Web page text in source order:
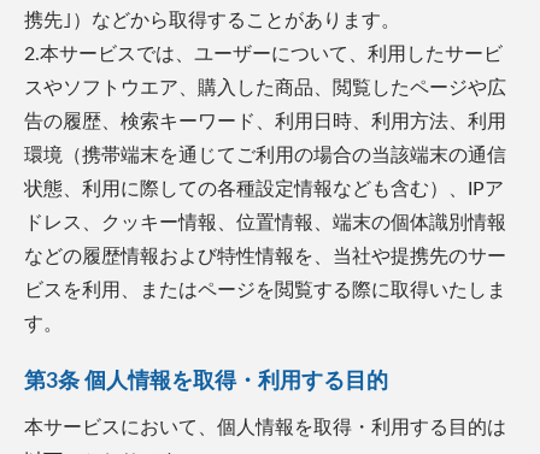
携先｣）などから取得することがあります。
2.本サービスでは、ユーザーについて、利用したサービ
スやソフトウエア、購入した商品、閲覧したページや広
告の履歴、検索キーワード、利用日時、利用方法、利用
環境（携帯端末を通じてご利用の場合の当該端末の通信
状態、利用に際しての各種設定情報なども含む）、IPア
ドレス、クッキー情報、位置情報、端末の個体識別情報
などの履歴情報および特性情報を、当社や提携先のサー
ビスを利用、またはページを閲覧する際に取得いたしま
す。
第3条 個人情報を取得・利用する目的
本サービスにおいて、個人情報を取得・利用する目的は